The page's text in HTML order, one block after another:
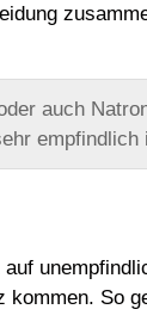
auch
empfindlich
kommen. So